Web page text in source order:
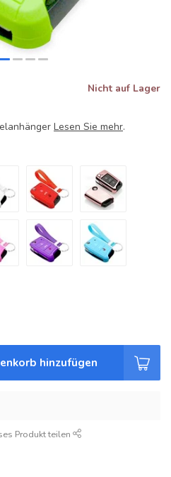
Nicht auf Lager
Lesen Sie mehr.
hinzufügen
Produkt teilen